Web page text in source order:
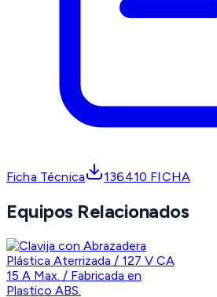
Ficha Técnica 136410 FICHA
Equipos Relacionados